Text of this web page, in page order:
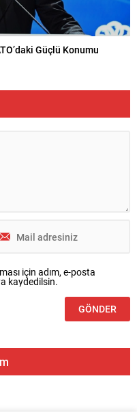
Güçlü Konumu
için adım, e-posta
kaydedilsin.